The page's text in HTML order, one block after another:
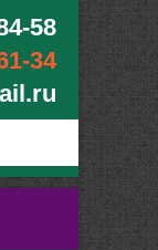
58
34